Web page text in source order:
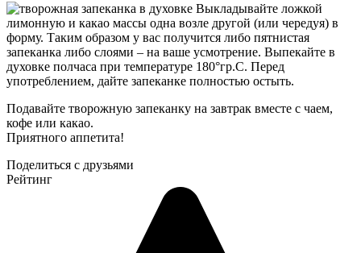
Выкладывайте ложкой
лимонную и какао массы одна возле другой (или чередуя) в
форму. Таким образом у вас получится либо пятнистая
запеканка либо слоями – на ваше усмотрение. Выпекайте в
духовке полчаса при температуре 180°гр.С. Перед
употреблением, дайте запеканке полностью остыть.
Подавайте творожную запеканку на завтрак вместе с чаем,
кофе или какао.
Приятного аппетита!
Поделиться с друзьями
Рейтинг